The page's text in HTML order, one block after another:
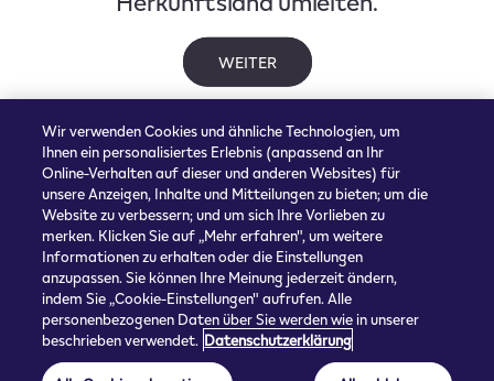
WEITER
Wir verwenden Cookies und ähnliche Technologien, um
Ihnen ein personalisiertes Erlebnis (anpassend an Ihr
Online-Verhalten auf dieser und anderen Websites) für
unsere Anzeigen, Inhalte und Mitteilungen zu bieten; um die
Website zu verbessern; und um sich Ihre Vorlieben zu
merken. Klicken Sie auf „Mehr erfahren", um weitere
Informationen zu erhalten oder die Einstellungen
anzupassen. Sie können Ihre Meinung jederzeit ändern,
indem Sie „Cookie-Einstellungen" aufrufen. Alle
personenbezogenen Daten über Sie werden wie in unserer
beschrieben verwendet. Datenschutzerklärung